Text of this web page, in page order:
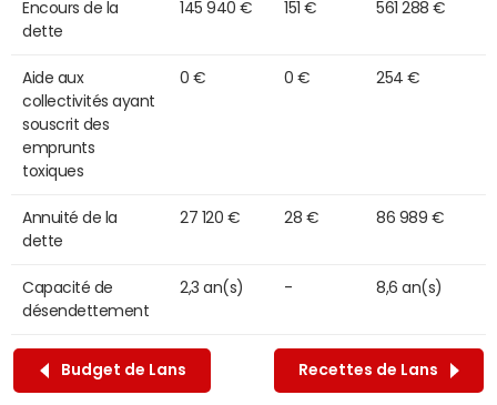
Encours de la
dette
145 940 € 151 € 561 288 €
Aide aux
collectivités ayant
souscrit des
emprunts
toxiques
0 € 0 € 254 €
Annuité de la
dette
27 120 € 28 € 86 989 €
Capacité de
désendettement
2,3 an(s) - 8,6 an(s)
Budget de Lans Recettes de Lans